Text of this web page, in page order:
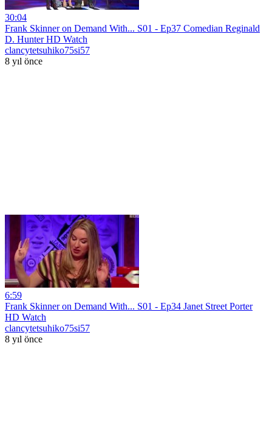
30:04
Frank Skinner on Demand With... S01 - Ep37 Comedian Reginald
D. Hunter HD Watch
clancytetsuhiko75si57
8 yıl önce
6:59
Frank Skinner on Demand With... S01 - Ep34 Janet Street Porter
HD Watch
clancytetsuhiko75si57
8 yıl önce